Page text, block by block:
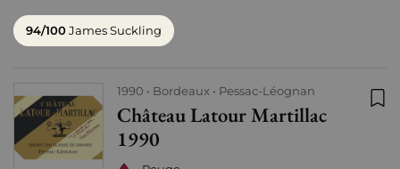
94/100James Suckling
1990 Bordeaux Pessac-Léognan
Château Latour Martillac
1990